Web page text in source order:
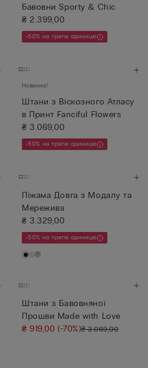
Бавовни Sporty & Chic
₴ 2.399,00
-50% на третю одиницю
Новинка!
Штани з Віскозного Атласу
в Принт Fanciful Flowers
₴ 3.069,00
-50% на третю одиницю
Піжама Довга з Модалу та
Мережива
₴ 3.329,00
-50% на третю одиницю
Штани з Бавовняної
Прошви Made with Love
₴ 919,00(-70%)₴ 3.069,00